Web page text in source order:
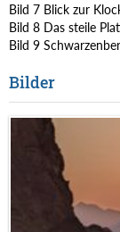
Bild 7 Blick zur
Bild 8 Das steile
Bild 9
Bilder